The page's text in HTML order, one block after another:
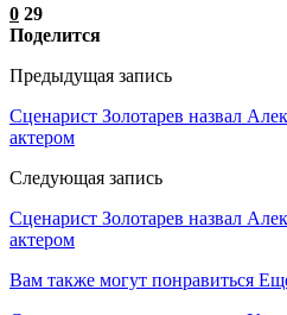
0 29
Поделится
Предыдущая запись
Сценарист Золотарев назвал
актером
Следующая запись
Сценарист Золотарев назвал
актером
Вам также могут понравиться